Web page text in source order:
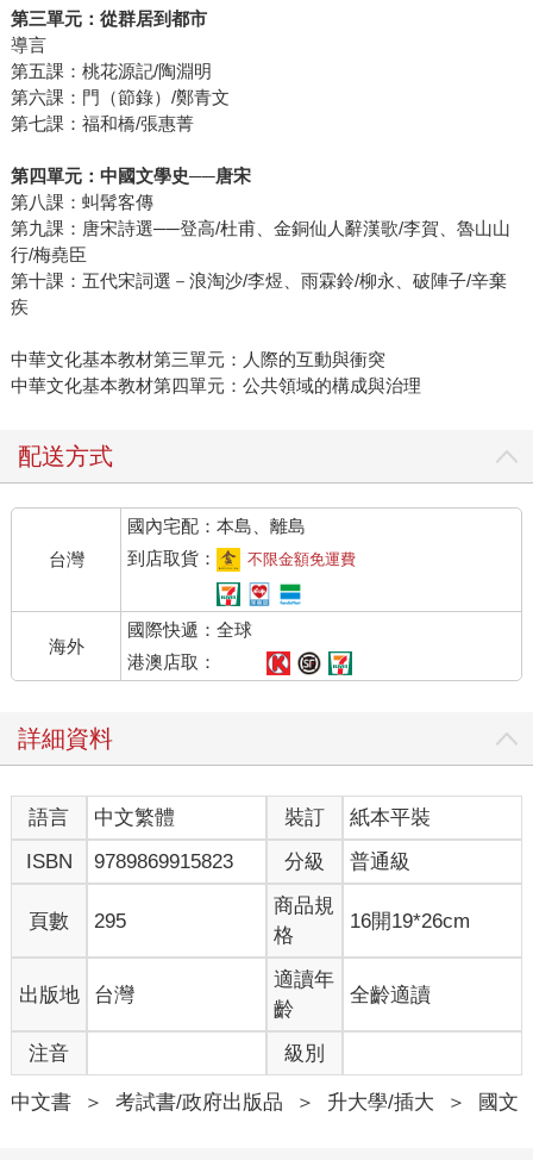
第三單元：從群居到都市
導言
第五課：桃花源記/陶淵明
第六課：門（節錄）/鄭青文
第七課：福和橋/張惠菁
第四單元：中國文學史──唐宋
第八課：虯髯客傳
第九課：唐宋詩選──登高/杜甫、金銅仙人辭漢歌/李賀、魯山山
行/梅堯臣
第十課：五代宋詞選－浪淘沙/李煜、雨霖鈴/柳永、破陣子/辛棄
疾
中華文化基本教材第三單元：人際的互動與衝突
中華文化基本教材第四單元：公共領域的構成與治理
配送方式
台灣
國內宅配：本島、離島
到店取貨：
不限金額免運費
海外
國際快遞：全球
港澳店取：
詳細資料
語言 中文繁體 裝訂
紙本平裝
ISBN
9789869915823 分級 普通級
頁數 295
商品規
格
16開19*26cm
出版地 台灣
適讀年
齡
全齡適讀
注音 級別
中文書 ＞ 考試書/政府出版品 ＞ 升大學/插大 ＞ 國文